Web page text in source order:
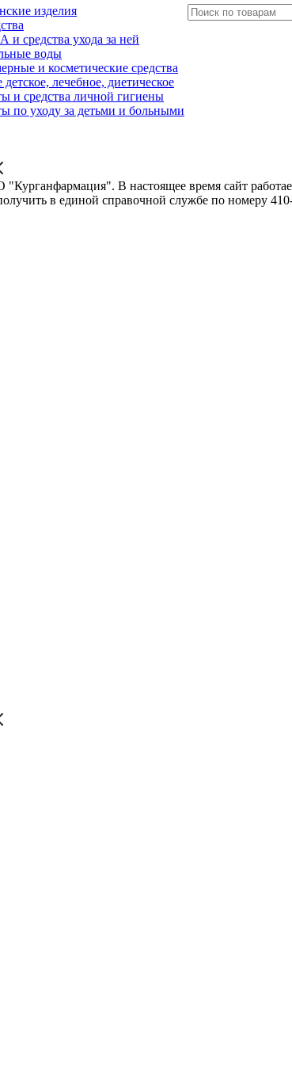
изделия
средства ухода за ней
воды
и косметические средства
лечебное, диетическое
и средства личной гигиены
по уходу за детьми и больными
В настоящее время сайт
в единой справочной службе по номеру